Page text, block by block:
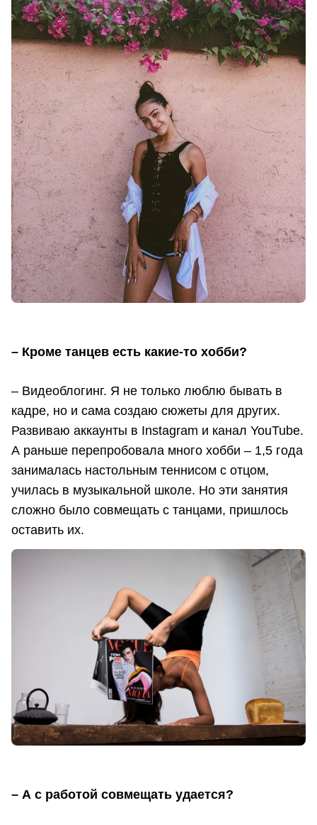
– Кроме танцев есть какие-то хобби?
– Видеоблогинг. Я не только люблю бывать в
кадре, но и сама создаю сюжеты для других.
Развиваю аккаунты в Instagram и канал YouTube.
А раньше перепробовала много хобби – 1,5 года
занималась настольным теннисом с отцом,
училась в музыкальной школе. Но эти занятия
сложно было совмещать с танцами, пришлось
оставить их.
– А с работой совмещать удается?